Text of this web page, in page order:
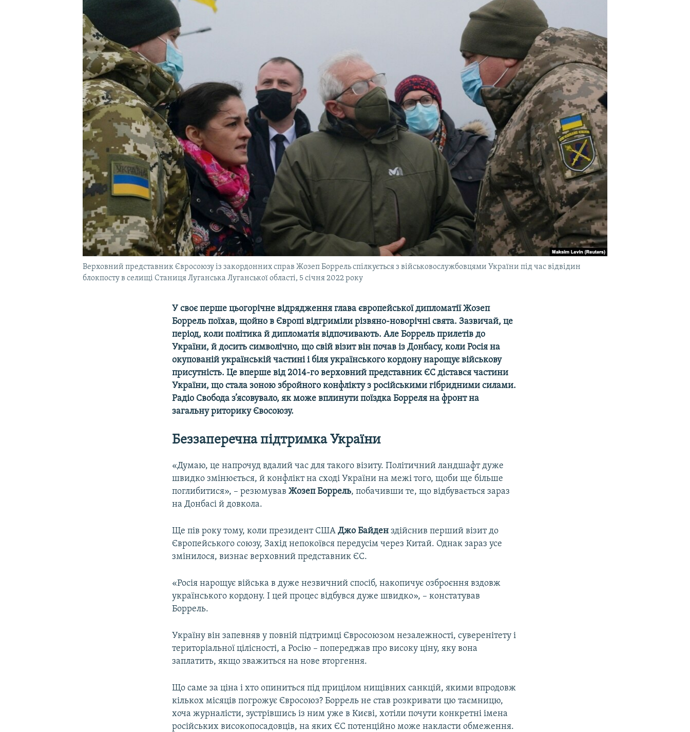
УКРАЇНСЬКА ПРОБЛЕМА КРИМУ
Верховний представник Євросоюзу із закордонних справ Жозеп Боррель спілкується з військовослужбовцями України під час відвідин
блокпосту в селищі Станиця Луганська Луганської області, 5 січня 2022 року
У своє перше цьогорічне відрядження глава європейської дипломатії Жозеп
Боррель поїхав, щойно в Європі відгриміли різвяно-новорічні свята. Зазвичай, це
період, коли політика й дипломатія відпочивають. Але Боррель прилетів до
України, й досить символічно, що свій візит він почав із Донбасу, коли Росія на
окупованій українській частині і біля українського кордону нарощує військову
присутність. Це вперше від 2014-го верховний представник ЄС дістався частини
України, що стала зоною збройного конфлікту з російськими гібридними силами.
Радіо Свобода з’ясовувало, як може вплинути поїздка Борреля на фронт на
загальну риторику Євосоюзу.
Беззаперечна підтримка України
«Думаю, це напрочуд вдалий час для такого візиту. Політичний ландшафт дуже
швидко змінюється, й конфлікт на сході України на межі того, щоби ще більше
поглибитися», – резюмувавЖозеп Боррель, побачивши те, що відбувається зараз
на Донбасі й довкола.
Ще пів року тому, коли президент СШАДжо Байден здійснив перший візит до
Європейського союзу, Захід непокоївся передусім через Китай. Однак зараз усе
змінилося, визнає верховний представник ЄС.
«Росія нарощує війська в дуже незвичний спосіб, накопичує озброєння вздовж
українського кордону. І цей процес відбувся дуже швидко», – констатував
Боррель.
Україну він запевняв у повній підтримці Євросоюзом незалежності, суверенітету і
територіальної цілісності, а Росію – попереджав про високу ціну, яку вона
заплатить, якщо зважиться на нове вторгення.
Що саме за ціна і хто опиниться під прицілом нищівних санкцій, якими впродовж
кількох місяців погрожує Євросоюз? Боррель не став розкривати цю таємницю,
хоча журналісти, зустрівшись із ним уже в Києві, хотіли почути конкретні імена
російських високопосадовців, на яких ЄС потенційно може накласти обмеження.